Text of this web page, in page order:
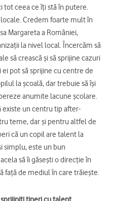
tot ceea ce îți stă în putere.
Credem foarte mult în
Margareta a României,
la nivel local. Încercăm să
să crească și să sprijine cazuri
pot să sprijine cu centre de
la școală, dar trebuie să își
anumite lacune școlare.
existe un centru tip after-
teme, dar și pentru altfel de
că un copil are talent la
simplu, este un bun
să îi găsești o direcție în
față de mediul în care trăiește.